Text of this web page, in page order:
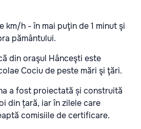
km/h - în mai puţin de 1 minut şi
pământului.
din oraşul Hânceşti este
Cociu de peste mări şi ţări.
a fost proiectată și construită
din țară, iar în zilele care
comisiile de certificare.